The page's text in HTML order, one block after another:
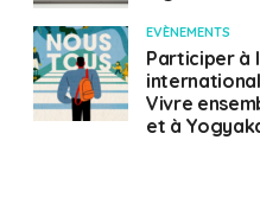
EVÈNEMENTS
Participer à
Vivre
et à